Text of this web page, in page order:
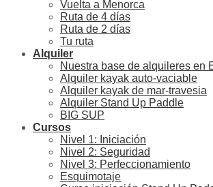
Vuelta a Menorca
Ruta de 4 días
Ruta de 2 días
Tu ruta
Alquiler
Nuestra base de alquileres en
Alquiler kayak auto-vaciable
Alquiler kayak de mar-travesia
Alquiler Stand Up Paddle
BIG SUP
Cursos
Nivel 1: Iniciación
Nivel 2: Seguridad
Nivel 3: Perfeccionamiento
Esquimotaje